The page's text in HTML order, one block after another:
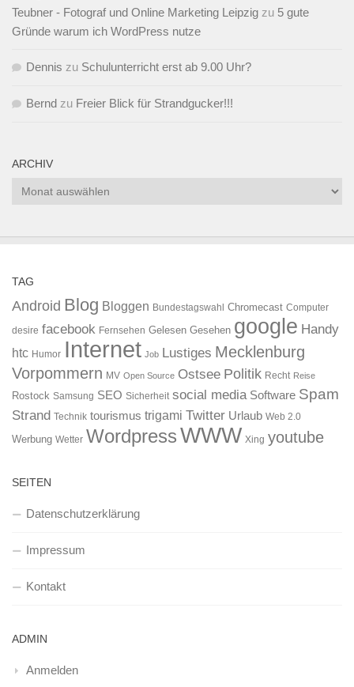
Teubner - Fotograf und Online Marketing Leipzig zu 5 gute
Gründe warum ich WordPress nutze
Dennis zu Schulunterricht erst ab 9.00 Uhr?
Bernd zu Freier Blick für Strandgucker!!!
ARCHIV
Archiv
TAG
Android Blog Bloggen Bundestagswahl Chromecast Computer
desire facebook Fernsehen Gelesen Gesehen google Handy
htc Humor Internet Job Lustiges Mecklenburg
Vorpommern MV Open Source Ostsee Politik Recht Reise
Rostock Samsung SEO Sicherheit social media Software Spam
Strand Technik tourismus trigami Twitter Urlaub Web 2.0
Werbung Wetter WordpressWWW Xing youtube
SEITEN
Datenschutzerklärung
Impressum
Kontakt
ADMIN
Anmelden